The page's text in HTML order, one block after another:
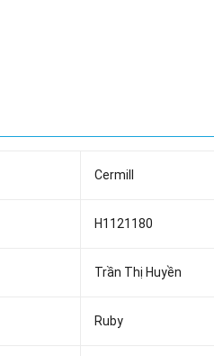
Cermill
H1121180
Trần Thị Huyền
Ruby